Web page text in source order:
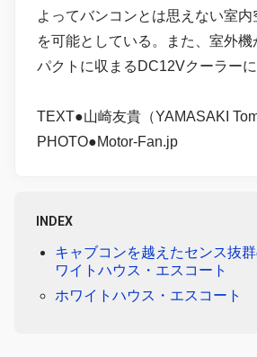
よってバンコンとは思えない室内
を可能としている。また、室外
パクトに収まるDC12Vクーラーに
TEXT●山崎友貴（YAMASAKI
PHOTO●Motor-Fan.jp
INDEX
キャブコンを越えたセンス抜
ワイトハウス・エスコート
ホワイトハウス・エスコート